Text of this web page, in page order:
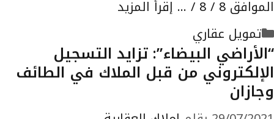
الموافق 8 / 8 / …
إقرأ المزيد
التصنيفات
تمويل عقاري
“الأراضي البيضاء”: تزايد التسجيل
الإلكتروني من قبل الملاك في الطائف
وجازان